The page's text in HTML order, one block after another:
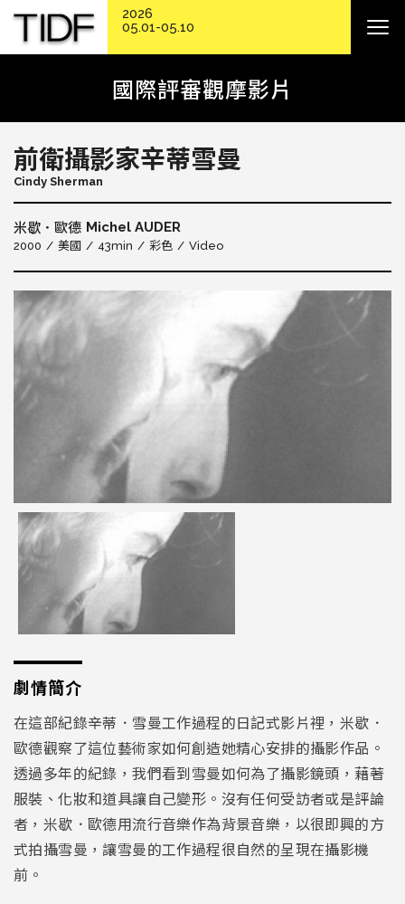
國際評審觀摩影片
前衛攝影家辛蒂雪曼
Cindy Sherman
米歇．歐德 Michel AUDER
2000 美國 43min 彩色 Video
劇情簡介
在這部紀錄辛蒂．雪曼工作過程的日記式影片裡，米歇．
歐德觀察了這位藝術家如何創造她精心安排的攝影作品。
透過多年的紀錄，我們看到雪曼如何為了攝影鏡頭，藉著
服裝、化妝和道具讓自己變形。沒有任何受訪者或是評論
者，米歇．歐德用流行音樂作為背景音樂，以很即興的方
式拍攝雪曼，讓雪曼的工作過程很自然的呈現在攝影機
前。
2026
05.01-05.10